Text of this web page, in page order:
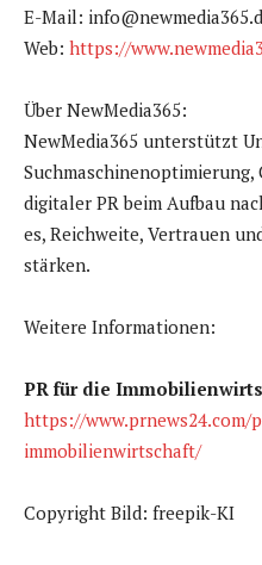
E-Mail:
Web: https://
Über NewMedia365:
NewMedia365 unterstützt
digitaler PR beim Aufbau
es, Reichweite, Vertrauen
stärken.
Weitere Informationen:
PR für die
https://www.prnews24.com/
immobilienwirtschaft/
Copyright Bild: freepik-KI